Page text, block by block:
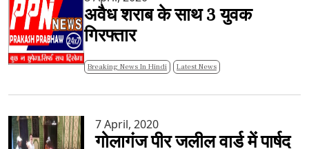
अवैध शराब के साथ 3 युवक
गिरफ्तार
Breaking News In Hindi Latest News
7 April, 2020
गोलागंज पीर जलील वार्ड में पार्षद